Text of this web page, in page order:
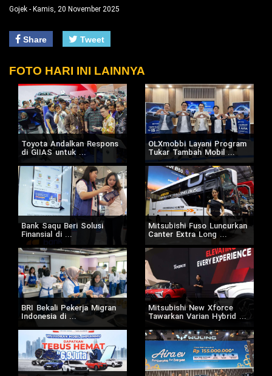
Gojek - Kamis, 20 November 2025
Share Tweet
FOTO HARI INI LAINNYA
Toyota Andalkan Respons
di GIIAS untuk ...
OLXmobbi Layani Program
Tukar Tambah Mobil ...
Bank Saqu Beri Solusi
Finansial di ...
Mitsubishi Fuso Luncurkan
Canter Extra Long ...
BRI Bekali Pekerja Migran
Indonesia di ...
Mitsubishi New Xforce
Tawarkan Varian Hybrid ...